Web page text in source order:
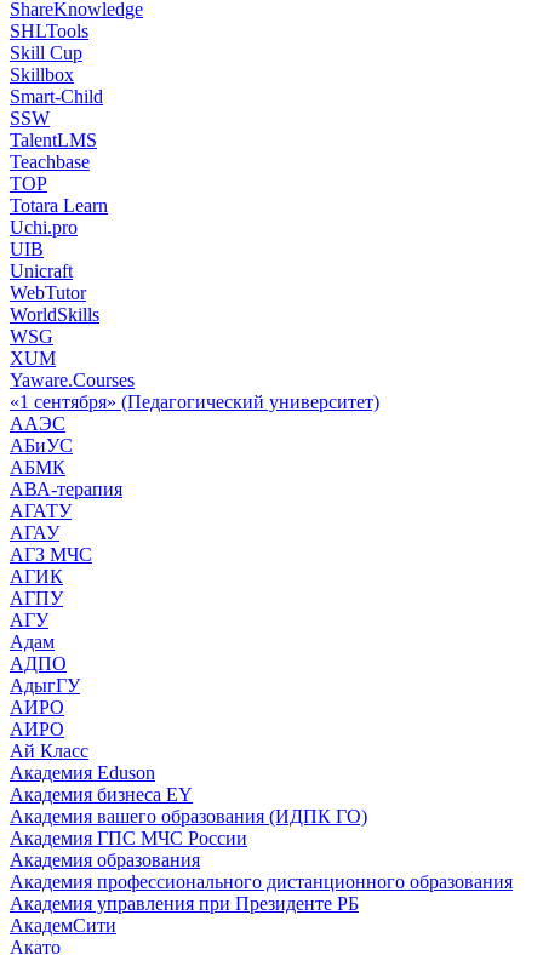
ShareKnowledge
SHLTools
Skill Cup
Skillbox
Smart-Child
SSW
TalentLMS
Teachbase
TOP
Totara Learn
Uchi.pro
UIB
Unicraft
WebTutor
WorldSkills
WSG
XUM
Yaware.Courses
«1 сентября» (Педагогический университет)
ААЭС
АБиУС
АБМК
АВА-терапия
АГАТУ
АГАУ
АГЗ МЧС
АГИК
АГПУ
АГУ
Адам
АДПО
АдыгГУ
АИРО
АИРО
Ай Класс
Академия Eduson
Академия бизнеса EY
Академия вашего образования (ИДПК ГО)
Академия ГПС МЧС России
Академия образования
Академия профессионального дистанционного образования
Академия управления при Президенте РБ
АкадемСити
Акато